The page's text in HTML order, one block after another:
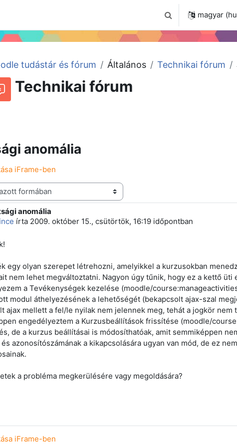
Keresési bemeneti
magyar
tudástár és fórum Általános Technikai fórum
Technikai fórum
anomália
iFrame-ben
anomália
írta 2009. október 15., csütörtök, 16:19 időpontban
0
egy olyan szerepet létrehozni, amelyikkel a kurzusokban
nem lehet megváltoztatni. Nagyon úgy tűnik, hogy ez a kettő
a Tevékenységek kezelése (moodle/
modul áthelyezésének a lehetőségét (bekapcsolt ajax-szal
ajax mellett a fel/le nyilak nem jelennek meg, tehát a jogkör nem
engedélyeztem a Kurzusbeállítások frissítése (moodle/
de a kurzus beállításai is módosíthatóak, amit semmiképpen
azonosítószámának a kikapcsolására ugyan van mód, de ez
a probléma megkerülésére vagy megoldására?
iFrame-ben